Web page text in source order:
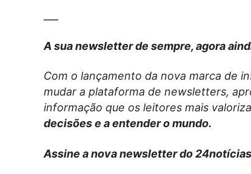
A sua newsletter de sempre, agora
Com o lançamento da nova marca de
mudar a plataforma de newsletters,
informação que os leitores mais
decisões e a entender o mundo.
Assine a nova newsletter do 24notícias